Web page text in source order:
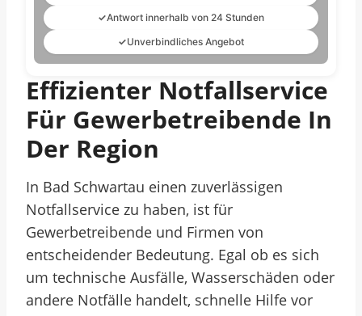
✓Antwort innerhalb von 24 Stunden
✓Unverbindliches Angebot
Effizienter Notfallservice
Für Gewerbetreibende In
Der Region
In Bad Schwartau einen zuverlässigen
Notfallservice zu haben, ist für
Gewerbetreibende und Firmen von
entscheidender Bedeutung. Egal ob es sich
um technische Ausfälle, Wasserschäden oder
andere Notfälle handelt, schnelle Hilfe vor